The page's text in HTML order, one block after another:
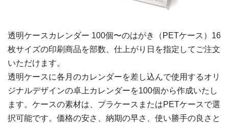
透明ケースカレンダー 100個〜のはがき（PETケース）16
枚サイズの印刷商品を部数、仕上がり日を指定してご注文
いただけます。
透明ケースに各月のカレンダーを差し込んで使用するオリ
ジナルデザインの卓上カレンダーを100個から作成いたし
ます。ケースの素材は、プラケースまたはPETケースで選
択可能です。価格の安さ、納期の早さ、使い勝手の良さと